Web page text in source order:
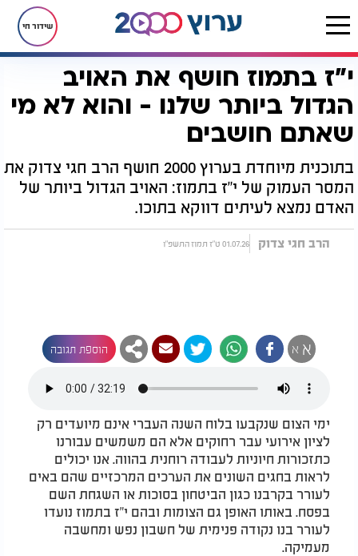
שידור חי
דף הבית יהדות חגים ומועדים צום י"ז בתמוז י"ז בתמוז חושף את האויב הגדול ביותר שלנו - והוא לא מי שאתם חושבים
י"ז בתמוז חושף את האויב
הגדול ביותר שלנו - והוא לא מי
שאתם חושבים
בתוכנית מיוחדת בערוץ 2000 חושף הרב חגי צדוק את
המסר העמוק של י"ז בתמוז: האויב הגדול ביותר של
האדם נמצא לעיתים דווקא בתוכו.
הרב חגי צדוק 01.07.26 ט"ז תמוז התשפ"ו
א א הוספת תגובה
ימי הצום שנקבעו בלוח השנה העברי אינם מיועדים רק
לציון אירועי עבר רחוקים אלא הם משמשים עבורנו
כתזכורות חיוניות לעבודה רוחנית בהווה. אנו יכולים
לראות בחגים השונים את הערכים המרכזיים שהם באים
לעורר בקרבנו כגון הביטחון בסוכות או השגחת השם
בפסח. באותו האופן גם הצומות ובהם י"ז בתמוז נועדו
לעורר בנו נקודה פנימית של חשבון נפש ומחשבה
מעמיקה.